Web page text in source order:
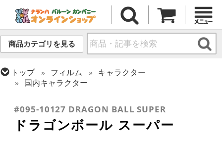
商品カテゴリを見る
トップ フィルム
キャラクター
国内キャラクター
ひなまつり・こどもの日
#095-10127 DRAGON BALL SUPER
ドラゴンボール スーパー